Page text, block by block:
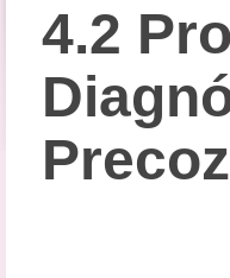
4.2
Precoz